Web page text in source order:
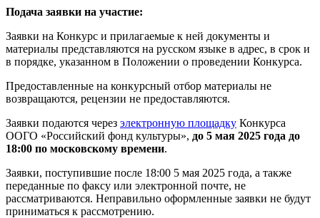
Подача заявки на участие:
Заявки на Конкурс и прилагаемые к ней документы и
материалы представляются на русском языке в адрес, в срок и
в порядке, указанном в Положении о проведении Конкурса.
Предоставленные на конкурсный отбор материалы не
возвращаются, рецензии не предоставляются.
Заявки подаются через электронную площадку Конкурса
ООГО «Российский фонд культуры», до 5 мая 2025 года до
18:00 по московскому времени.
Заявки, поступившие после 18:00 5 мая 2025 года, а также
переданные по факсу или электронной почте, не
рассматриваются. Неправильно оформленные заявки не будут
приниматься к рассмотрению.